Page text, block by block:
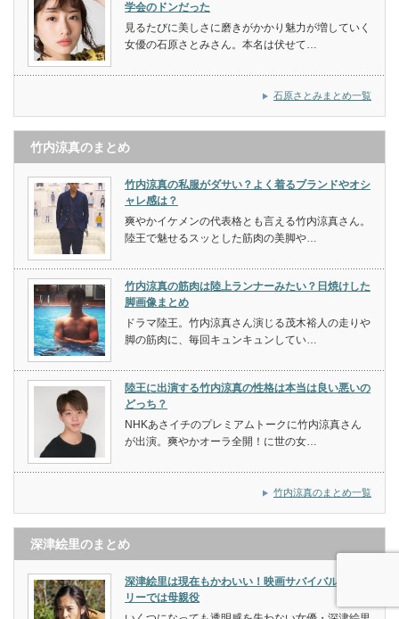
学会のドンだった
見るたびに美しさに磨きがかかり魅力が増していく
女優の石原さとみさん。本名は伏せて…
石原さとみまとめ一覧
竹内涼真のまとめ
竹内涼真の私服がダサい？よく着るブランドやオシ
ャレ感は？
爽やかイケメンの代表格とも言える竹内涼真さん。
陸王で魅せるスッとした筋肉の美脚や…
竹内涼真の筋肉は陸上ランナーみたい？日焼けした
脚画像まとめ
ドラマ陸王。竹内涼真さん演じる茂木裕人の走りや
脚の筋肉に、毎回キュンキュンしてい…
陸王に出演する竹内涼真の性格は本当は良い悪いの
どっち？
NHKあさイチのプレミアムトークに竹内涼真さん
が出演。爽やかオーラ全開！に世の女…
竹内涼真のまとめ一覧
深津絵里のまとめ
深津絵里は現在もかわいい！映画サバイバルファミ
リーでは母親役